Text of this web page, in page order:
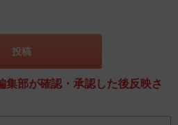
集部が確認・承認した後反映さ